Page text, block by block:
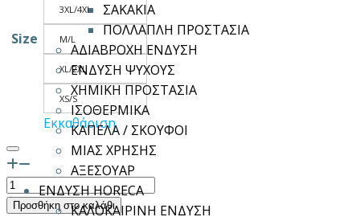
ΣΑΚΑΚΙΑ
ΠΟΛΛΑΠΛΗ ΠΡΟΣΤΑΣΙΑ
ΑΔΙΑΒΡΟΧΗ ΕΝΔΥΣΗ
ΕΝΔΥΣΗ ΨΥΧΟΥΣ
ΧΗΜΙΚΗ ΠΡΟΣΤΑΣΙΑ
ΙΣΟΘΕΡΜΙΚΑ
ΚΑΠΕΛΑ / ΣΚΟΥΦΟΙ
ΜΙΑΣ ΧΡΗΣΗΣ
ΑΞΕΣΟΥΑΡ
ΕΝΔΥΣΗ HORECA
ΚΑΛΟΚΑΙΡΙΝΗ ΕΝΔΥΣΗ
Size
3XL/4XL
M/L
XL/2XL
XS/S
Εκκαθάριση
Μπλούζα
γυναικεία
Προσθήκη στο καλάθι